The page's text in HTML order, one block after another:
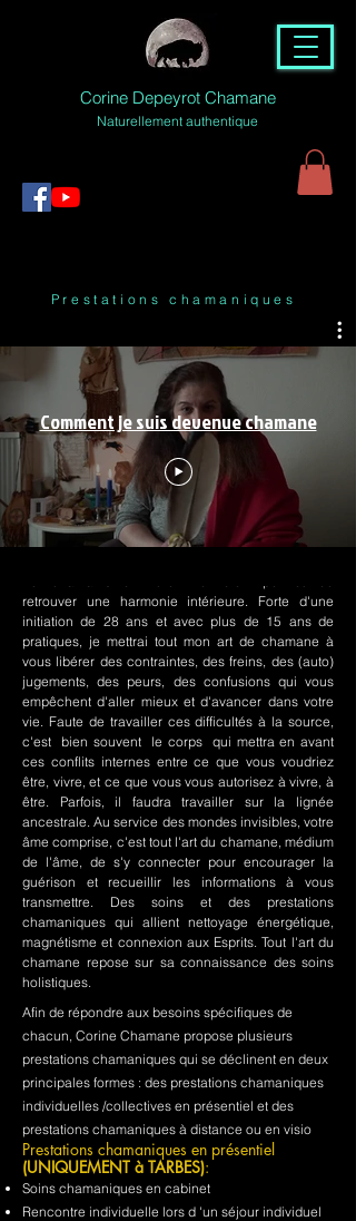
Corine Depeyrot Chamane
Naturellement authentique
Prestations chamaniques
Comment je suis devenue chamane
retrouver une harmonie intérieure. Forte d'une
initiation de 28 ans et avec plus de 15 ans de
pratiques, je mettrai tout mon art de chamane à
vous libérer des contraintes, des freins, des (auto)
jugements, des peurs, des confusions qui vous
empêchent d'aller mieux et d'avancer dans votre
vie. Faute de travailler ces difficultés à la source,
c'est bien souvent le corps qui mettra en avant
ces conflits internes entre ce que vous voudriez
être, vivre, et ce que vous vous autorisez à vivre, à
être. Parfois, il faudra travailler sur la lignée
ancestrale. Au service des mondes invisibles, votre
âme comprise, c'est tout l'art du chamane, médium
de l'âme, de s'y connecter pour encourager la
guérison et recueillir les informations à vous
transmettre. Des soins et des prestations
chamaniques qui allient nettoyage énergétique,
magnétisme et connexion aux Esprits. Tout l'art du
chamane repose sur sa connaissance des soins
holistiques.
Afin de répondre aux besoins spécifiques de
chacun, Corine Chamane propose plusieurs
prestations chamaniques qui se déclinent en deux
principales formes : des prestations chamaniques
individuelles /collectives en présentiel et des
prestations chamaniques à distance ou en visio
Prestations chamaniques en présentiel
(UNIQUEMENT à TARBES):
Soins chamaniques en cabinet
Rencontre individuelle lors d 'un séjour individuel